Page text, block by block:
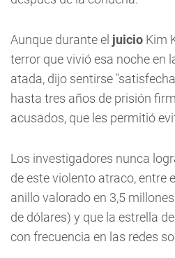
Aunque durante el juicio Kim
terror que vivió esa noche en
atada, dijo sentirse
hasta tres años de prisión
acusados, que les permitió
Los investigadores nunca
de este violento atraco, entre
anillo valorado en 3,5
de dólares) y que la estrella
con frecuencia en las redes